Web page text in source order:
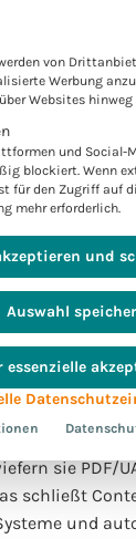
sind
und
Arten von
Menge
das jährliche
um ein
zu
ebenfalls,
sie PDF/
schließt
und
von
Werbung
Websites hinweg
und Social-
blockiert. Wenn
für den Zugriff auf
mehr erforderlich.
und
Auswahl
essenzielle